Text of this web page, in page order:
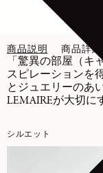
商品説明 商品詳細
「驚異の部屋（キ
スピレーションを
とジュエリーのあ
LEMAIREが大切に
シルエット